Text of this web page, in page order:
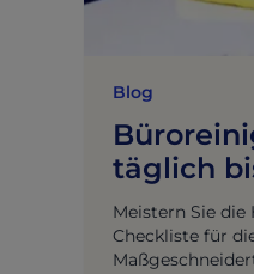
Blog
täglich
Meistern Sie
Checkliste für